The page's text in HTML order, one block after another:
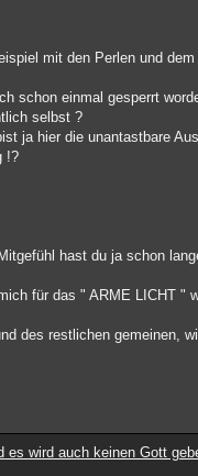
mit den Perlen und
schon einmal gesperrt
selbst ?
ja hier die unantastbare
!?
hast du ja schon
für das " ARME LICHT "
des restlichen gemeinen,
es wird auch keinen Gott